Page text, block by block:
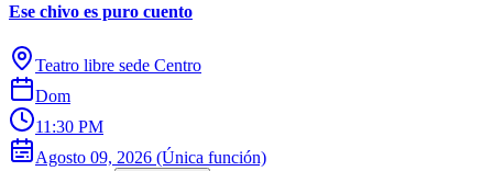
Ese chivo es puro cuento
Teatro libre sede Centro
Dom
11:30 PM
Agosto 09, 2026 (Única función)